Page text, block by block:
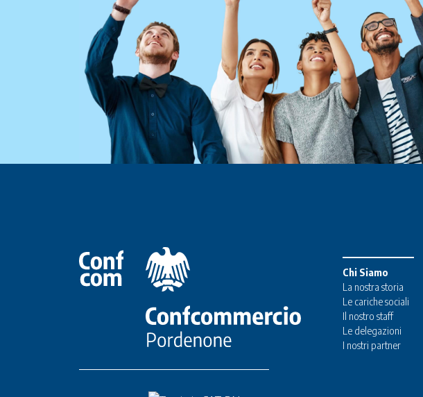
Chi Siamo
La nostra storia
Le cariche sociali
Il nostro staff
Le delegazioni
I nostri partner